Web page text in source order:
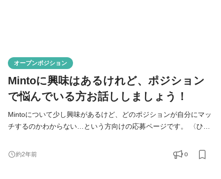
オープンポジション
Mintoに興味はあるけれど、ポジション
で悩んでいる方お話ししましょう！
Mintoについて少し興味があるけど、どのポジションが自分にマッ
チするのかわからない…という方向けの応募ページです。 〈ひと
ンに応募しようか悩んでいる方 ・Mintoについて知りたい方 ・ベ
ンチャー企業で働くことに興味がある方 ・IPOを目指したい方 ・
約2年前 0